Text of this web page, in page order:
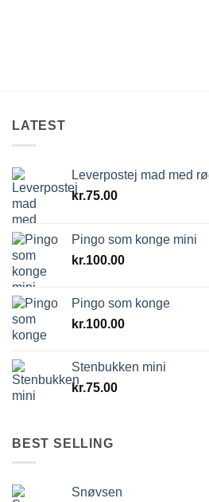
LATEST
Leverpostej mad med
kr.75.00
Pingo som konge mini
kr.100.00
Pingo som konge
kr.100.00
Stenbukken mini
kr.75.00
BEST SELLING
Snøvsen